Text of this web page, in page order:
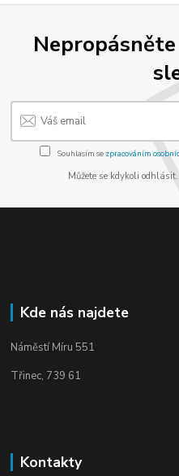
Souhlasím se zpracováním
Můžete se kdykoli
Kde nás najdete
Náměstí Míru 551
Třinec, 739 61
Kontakty